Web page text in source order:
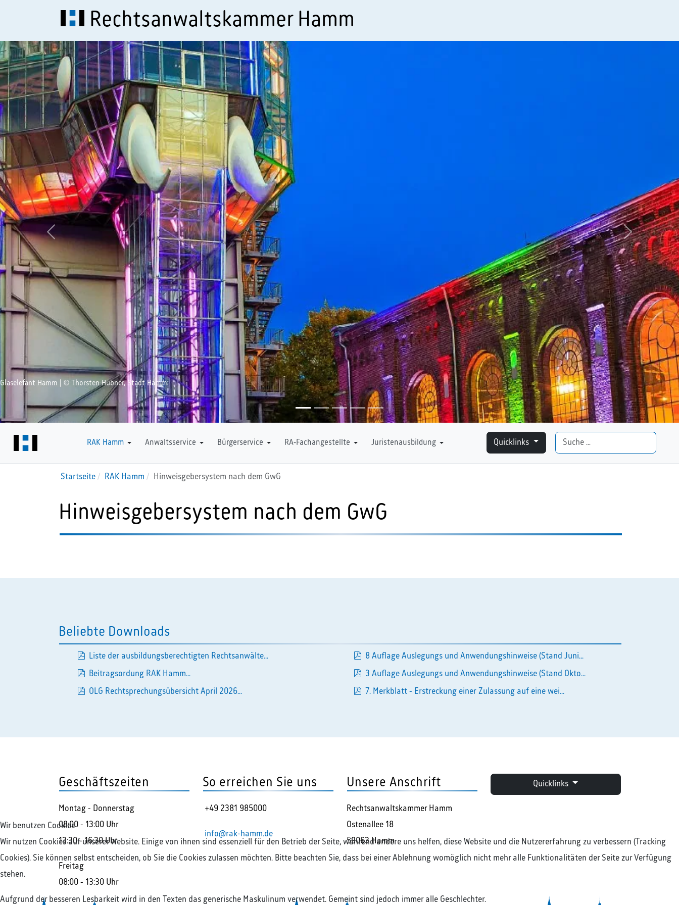
Rechtsanwaltskammer Hamm
Glaselefant Hamm | © Thorsten Hübner, Stadt Hamm
Zurück weiter
RAK Hamm Anwaltsservice Bürgerservice RA-Fachangestellte Juristenausbildung
Downloads Quicklinks Suchen
Startseite RAK Hamm Hinweisgebersystem nach dem GwG
Hinweisgebersystem nach dem GwG
Beliebte Downloads
pdf
Liste der ausbildungsberechtigten Rechtsanwälte...
pdf
Beitragsordung RAK Hamm...
pdf
OLG Rechtsprechungsübersicht April 2026...
pdf
8 Auflage Auslegungs und Anwendungshinweise (Stand Juni...
pdf
3 Auflage Auslegungs und Anwendungshinweise (Stand Okto...
7. Merkblatt - Erstreckung einer Zulassung auf eine wei...
Geschäftszeiten
Montag - Donnerstag
08:00 - 13:00 Uhr
13:30 - 16:30 Uhr
Freitag
08:00 - 13:30 Uhr
So erreichen Sie uns
+49 2381 985000
info@rak-hamm.de
Unsere Anschrift
Rechtsanwaltskammer Hamm
Ostenallee 18
59063 Hamm
Quicklinks
Wir benutzen Cookies
Wir nutzen Cookies auf unserer Website. Einige von ihnen sind essenziell für den Betrieb der Seite, während andere uns helfen, diese Website und die Nutzererfahrung zu verbessern (Tracking
Cookies). Sie können selbst entscheiden, ob Sie die Cookies zulassen möchten. Bitte beachten Sie, dass bei einer Ablehnung womöglich nicht mehr alle Funktionalitäten der Seite zur Verfügung
stehen.
Aufgrund der besseren Lesbarkeit wird in den Texten das generische Maskulinum verwendet. Gemeint sind jedoch immer alle Geschlechter.